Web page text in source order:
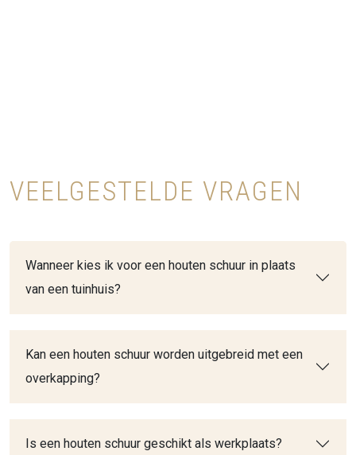
VEELGESTELDE VRAGEN
Wanneer kies ik voor een houten schuur in plaats
van een tuinhuis?
Kan een houten schuur worden uitgebreid met een
overkapping?
Is een houten schuur geschikt als werkplaats?